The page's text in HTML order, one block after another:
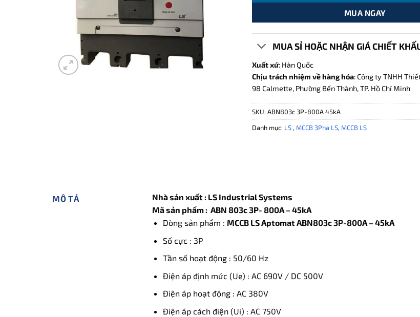
MUA NGAY
MUA SỈ HOẶC NHẬN GIÁ CHIẾT
Xuất xứ: Hàn Quốc
Chịu trách nhiệm về hàng hóa: Công ty TNHH
98 Calmette, Phường Bến Thành, TP. Hồ Chí Minh
SKU: ABN803c 3P-800A 45kA
Danh mục: LS , MCCB 3Pha LS, MCCB LS
MÔ TẢ
Nhà sản xuất : LS Industrial Systems
Mã sản phẩm : ABN 803c 3P- 800A – 45kA
Dòng sản phẩm : MCCB LS Aptomat ABN803c 3P-800A – 45kA
Số cực : 3P
Tần số hoạt động : 50/60 Hz
Điện áp định mức (Ue) : AC 690V / DC 500V
Điện áp hoạt động : AC 380V
Điện áp cách điện (Ui) : AC 750V